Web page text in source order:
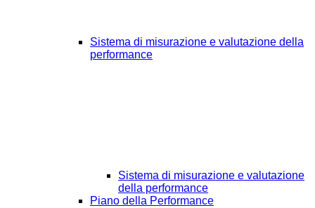
Sistema di misurazione e valutazione della
performance
Sistema di misurazione e valutazione
della performance
Piano della Performance